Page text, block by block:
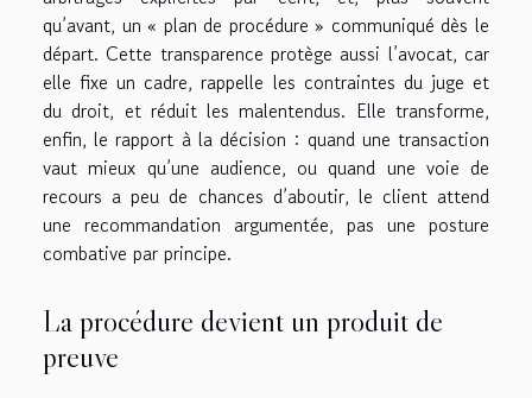
qu’avant, un « plan de procédure » communiqué dès le
départ. Cette transparence protège aussi l’avocat, car
elle fixe un cadre, rappelle les contraintes du juge et
du droit, et réduit les malentendus. Elle transforme,
enfin, le rapport à la décision : quand une transaction
vaut mieux qu’une audience, ou quand une voie de
recours a peu de chances d’aboutir, le client attend
une recommandation argumentée, pas une posture
combative par principe.
La procédure devient un produit de
preuve